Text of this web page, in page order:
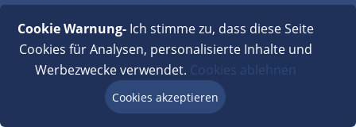
Cookie Warnung-Ich stimme zu, dass diese Seite
Cookies für Analysen, personalisierte Inhalte und
Werbezwecke verwendet. Cookies ablehnen
Cookies akzeptieren